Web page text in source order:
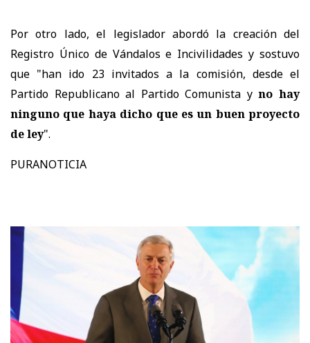
Por otro lado, el legislador abordó la creación del
Registro Único de Vándalos e Incivilidades y sostuvo
que "han ido 23 invitados a la comisión, desde el
Partido Republicano al Partido Comunista yno hay
ninguno que haya dicho que es un buen proyecto
de ley".
PURANOTICIA